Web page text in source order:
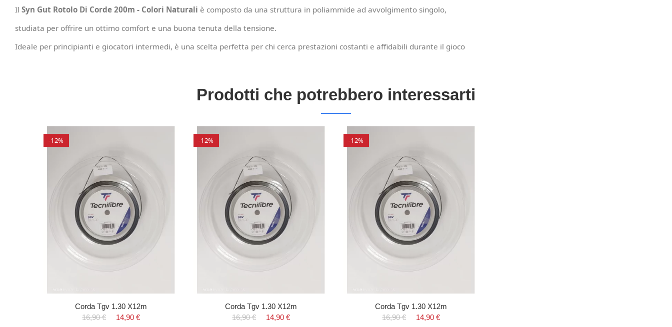
Il Syn Gut Rotolo Di Corde 200m - Colori Naturali è composto da una struttura in poliammide ad avvolgimento singolo,
studiata per offrire un ottimo comfort e una buona tenuta della tensione.
Ideale per principianti e giocatori intermedi, è una scelta perfetta per chi cerca prestazioni costanti e affidabili durante il gioco
Prodotti che potrebbero interessarti
-12%
Corda Tgv 1.30 X12m
16,90 €
14,90 €
-12%
Corda Tgv 1.30 X12m
16,90 €
14,90 €
-12%
Corda Tgv 1.30 X12m
16,90 €
14,90 €